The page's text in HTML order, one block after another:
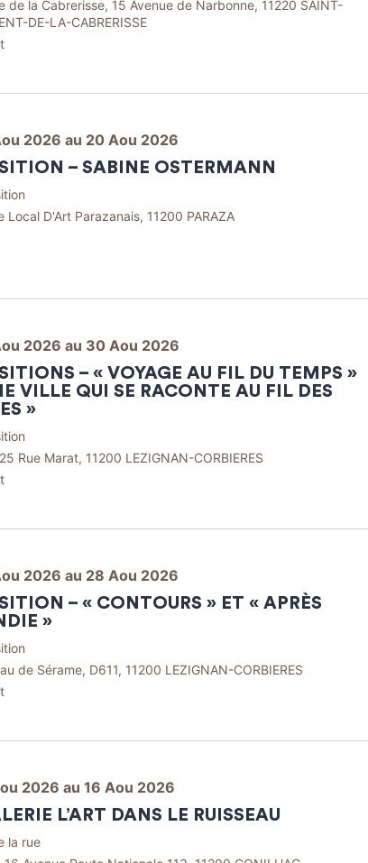
de la Cabrerisse, 15 Avenue de Narbonne, 11220 SAINT-
DE-LA-CABRERISSE
2026 au 20 Aou 2026
– SABINE OSTERMANN
Local D'Art Parazanais, 11200 PARAZA
2026 au 30 Aou 2026
– « VOYAGE AU FIL DU TEMPS »
VILLE QUI SE RACONTE AU FIL DES
»
Rue Marat, 11200 LEZIGNAN-CORBIERES
2026 au 28 Aou 2026
– « CONTOURS » ET « APRÈS
»
de Sérame, D611, 11200 LEZIGNAN-CORBIERES
2026 au 16 Aou 2026
L’ART DANS LE RUISSEAU
la rue